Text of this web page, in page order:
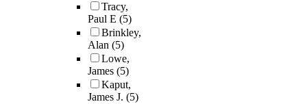
Tracy,
Paul E (5)
Brinkley,
Alan (5)
Lowe,
James (5)
Kaput,
James J. (5)